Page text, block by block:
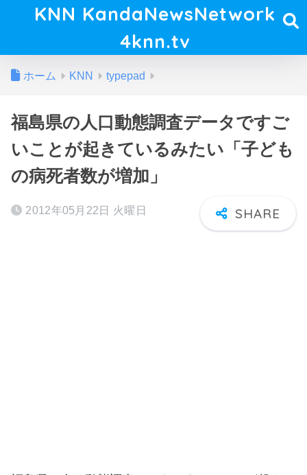
KNN KandaNewsNetwork
4knn.tv
ホーム KNN typepad
福島県の人口動態調査データですご
いことが起きているみたい「子ども
の病死者数が増加」
2012年05月22日 火曜日